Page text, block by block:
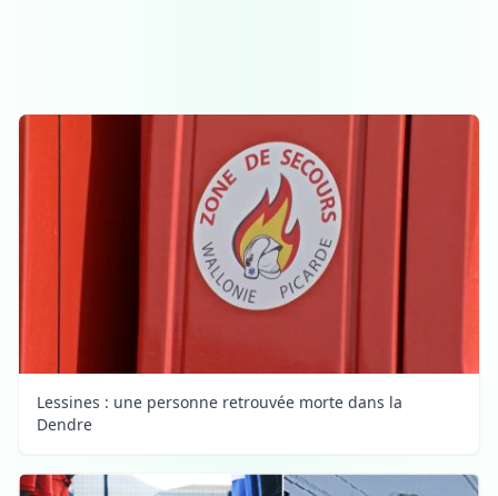
Lessines : une personne retrouvée morte dans la
Dendre